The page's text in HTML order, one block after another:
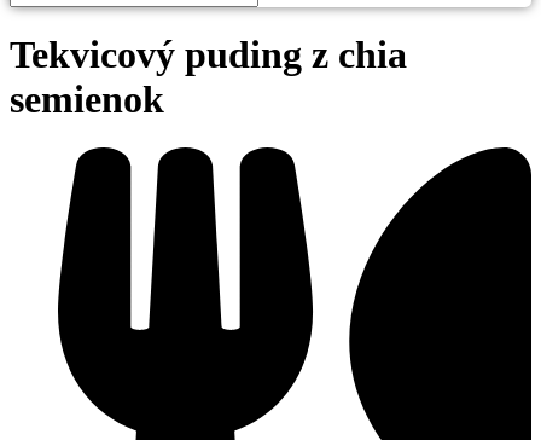
Tekvicový puding z chia
semienok